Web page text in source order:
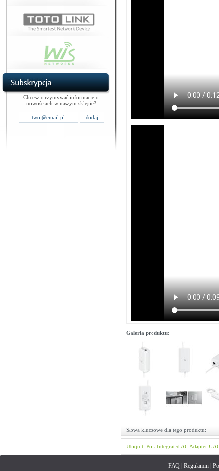
Chcesz otrzymywać informacje o
nowościach w naszym sklepie?
Galeria produktu:
Słowa kluczowe dla tego produktu:
Ubiquiti PoE Integrated AC Adapter
FAQ| Regulamin|